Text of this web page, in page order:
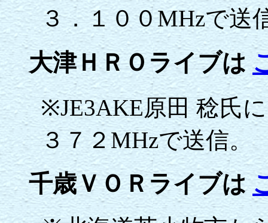
３．１００MHzで送
大津ＨＲＯライブは
※JE3AKE原田 稔氏
３７２MHzで送信。
千歳ＶＯＲライブは